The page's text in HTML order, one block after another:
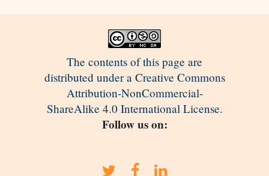
The contents of this page are
distributed under a Creative Commons
Attribution-NonCommercial-
ShareAlike 4.0 International License.
Follow us on: